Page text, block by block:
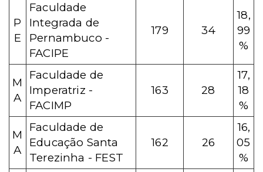
P
E
Faculdade
Integrada de
Pernambuco -
FACIPE
179 34
18,
99
%
M
A
Faculdade de
Imperatriz -
FACIMP
163 28
17,
18
%
M
A
Faculdade de
Educação Santa
Terezinha - FEST
162 26
16,
05
%